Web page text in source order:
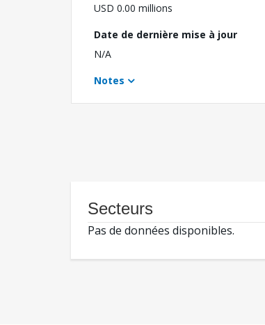
USD 0.00 millions
Date de dernière mise à jour
N/A
Notes
Secteurs
Pas de données disponibles.